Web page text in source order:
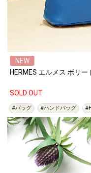
NEW
HERMES エルメス ボリ
SOLD OUT
#バッグ #ハンドバッグ